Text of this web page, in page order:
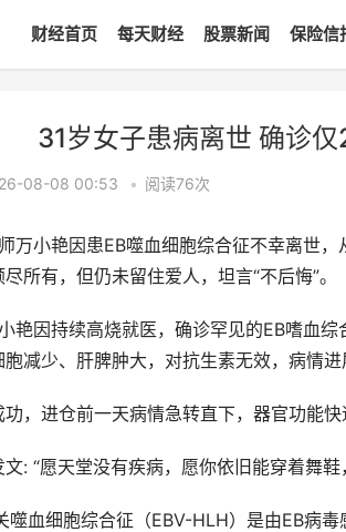
财经首页 每天财经 股票新闻 保险信
31岁女子患病离世 确诊仅
08-08 00:53 • 阅读76次
万小艳因患EB噬血细胞综合征不幸离世
所有，但仍未留住爱人，坦言“不后悔”。
艳因持续高烧就医，确诊罕见的EB嗜血
减少、肝脾肿大，对抗生素无效，病情进
，进仓前一天病情急转直下，器官功能快
: “愿天堂没有疾病，愿你依旧能穿着舞鞋
噬血细胞综合征（EBV-HLH）是由EB病